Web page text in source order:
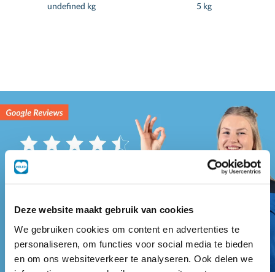
Deze website maakt gebruik van cookies
We gebruiken cookies om content en advertenties te
personaliseren, om functies voor social media te bieden
en om ons websiteverkeer te analyseren. Ook delen we
undefined kg 5 kg